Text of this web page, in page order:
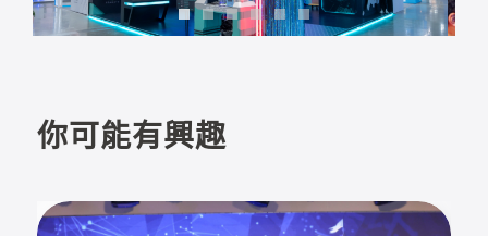
1 2 3 4 5 6
你可能有興趣